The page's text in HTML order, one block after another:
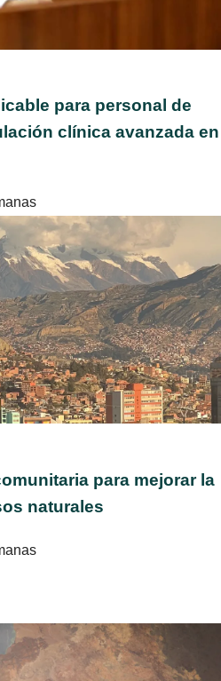
para personal de
clínica avanzada en
para mejorar la
naturales